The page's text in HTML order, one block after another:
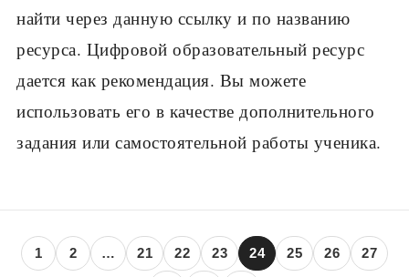
найти через данную ссылку и по названию
ресурса. Цифровой образова­тельный ресурс
дается как рекомендация. Вы можете
использовать его в качестве дополнительного
зада­ния или самостоятельной работы ученика.
1 2 … 21 22 23 24 25 26 27